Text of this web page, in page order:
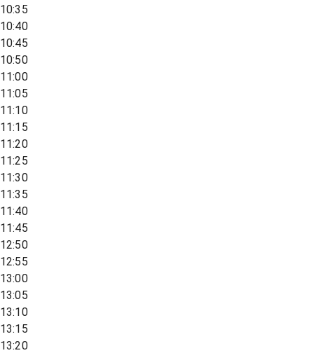
10:35
10:40
10:45
10:50
11:00
11:05
11:10
11:15
11:20
11:25
11:30
11:35
11:40
11:45
12:50
12:55
13:00
13:05
13:10
13:15
13:20